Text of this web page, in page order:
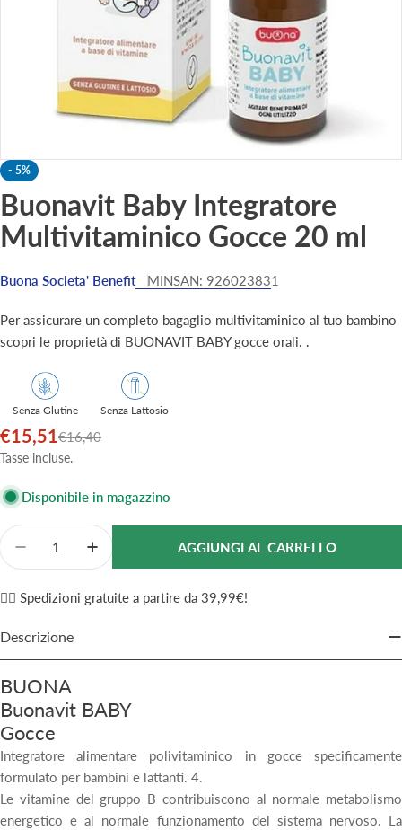
- 5%
Buonavit Baby Integratore
Multivitaminico Gocce 20 ml
Buona Societa' Benefit MINSAN: 926023831
Per assicurare un completo bagaglio multivitaminico al tuo bambino
scopri le proprietà di BUONAVIT BABY gocce orali. .
Senza Glutine Senza Lattosio
Prezzo
di
vendita
€15,51
Prezzo
normale
€16,40
Tasse incluse.
Disponibile in magazzino
Quantità
Diminuisci La Quantità Per Buonavit Baby
Aumenta La Quantità Per Buonavit Baby
AGGIUNGI AL CARRELLO
✌🏼 Spedizioni gratuite a partire da 39,99€!
Descrizione
BUONA
Buonavit BABY
Gocce
Integratore alimentare polivitaminico in gocce specificamente
formulato per bambini e lattanti. 4.
Le vitamine del gruppo B contribuiscono al normale metabolismo
energetico e al normale funzionamento del sistema nervoso. La